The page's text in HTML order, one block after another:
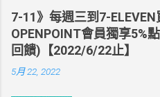
送王品集團300
活動網站登錄 【
卡：好康升級！
送同天數「吃到
7-11》每週三到7-ELEVEN
OPENPOINT會員獨享5%
回饋)【2022/6/22止】
5月 22, 2022